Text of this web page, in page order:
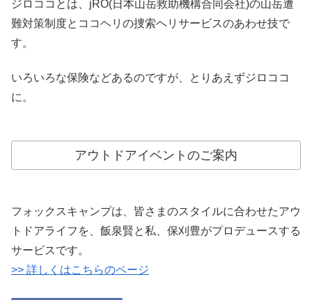
ジロココとは、jRO(日本山岳救助機構合同会社)の山岳遭
難対策制度とココヘリの捜索ヘリサービスのあわせ技で
す。
いろいろな保険などあるのですが、とりあえずジロココ
に。
アウトドアイベントのご案内
フォックスキャンプは、皆さまのスタイルに合わせたアウ
トドアライフを、飯泉賢と私、保刈豊がプロデュースする
サービスです。
>> 詳しくはこちらのページ